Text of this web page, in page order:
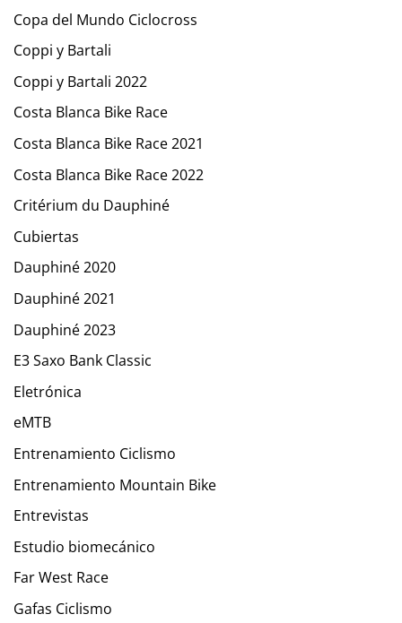
Copa del Mundo Ciclocross
Coppi y Bartali
Coppi y Bartali 2022
Costa Blanca Bike Race
Costa Blanca Bike Race 2021
Costa Blanca Bike Race 2022
Critérium du Dauphiné
Cubiertas
Dauphiné 2020
Dauphiné 2021
Dauphiné 2023
E3 Saxo Bank Classic
Eletrónica
eMTB
Entrenamiento Ciclismo
Entrenamiento Mountain Bike
Entrevistas
Estudio biomecánico
Far West Race
Gafas Ciclismo